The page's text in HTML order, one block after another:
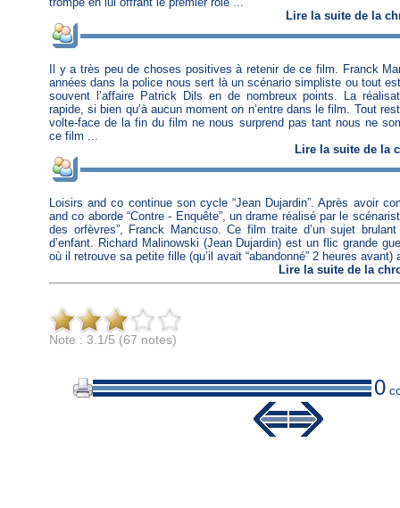
Lire la suite de la
Il y a très peu de choses positives à retenir de ce film. Franck
années dans la police nous sert là un scénario simpliste ou tout
souvent l’affaire Patrick Dils en de nombreux points. La
rapide, si bien qu’à aucun moment on n’entre dans le film. Tout
volte-face de la fin du film ne nous surprend pas tant nous ne
ce film ...
Lire la suite de la
Loisirs and co continue son cycle “Jean Dujardin”. Après avoir
and co aborde “Contre - Enquête”, un drame réalisé par le
des orfèvres”, Franck Mancuso. Ce film traite d’un sujet
d’enfant. Richard Malinowski (Jean Dujardin) est un flic grande
où il retrouve sa petite fille (qu’il avait “abandonné” 2 heures
Lire la suite de la
Note : 3.1/5 (67 notes)
0